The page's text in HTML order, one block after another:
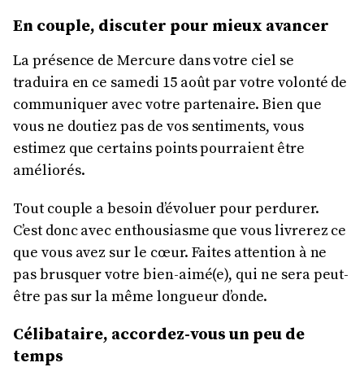
En couple, discuter pour mieux avancer
La présence de Mercure dans votre ciel se
traduira en ce samedi 15 août par votre volonté de
communiquer avec votre partenaire. Bien que
vous ne doutiez pas de vos sentiments, vous
estimez que certains points pourraient être
améliorés.
Tout couple a besoin d’évoluer pour perdurer.
C’est donc avec enthousiasme que vous livrerez ce
que vous avez sur le cœur. Faites attention à ne
pas brusquer votre bien-aimé(e), qui ne sera peut-
être pas sur la même longueur d’onde.
Célibataire, accordez-vous un peu de
temps